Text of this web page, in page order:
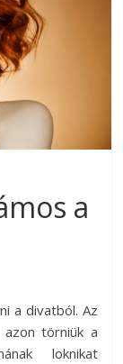
a
a divatból. Az
törniük a
loknikat